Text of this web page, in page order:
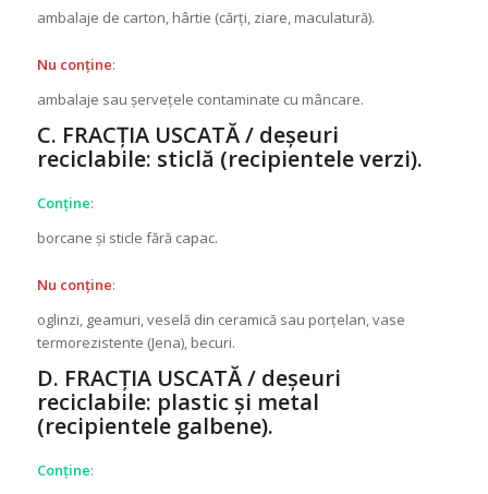
ambalaje de carton, hârtie (cărți, ziare, maculatură).
Nu conține:
ambalaje sau șervețele contaminate cu mâncare.
C. FRACȚIA USCATĂ / deșeuri
reciclabile: sticlă (recipientele verzi).
Conține:
borcane și sticle fără capac.
Nu conține:
oglinzi, geamuri, veselă din ceramică sau porțelan, vase
termorezistente (Jena), becuri.
D. FRACȚIA USCATĂ / deșeuri
reciclabile: plastic și metal
(recipientele galbene).
Conține: